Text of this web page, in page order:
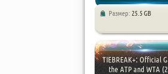
Размер: 25.5 GB
TIEBREAK+: Official
the ATP and WTA